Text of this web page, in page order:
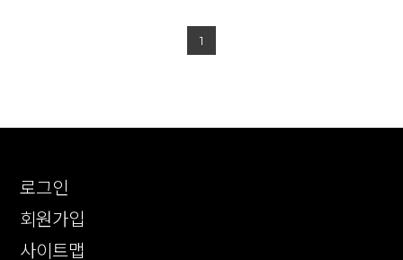
1
로그인
회원가입
사이트맵